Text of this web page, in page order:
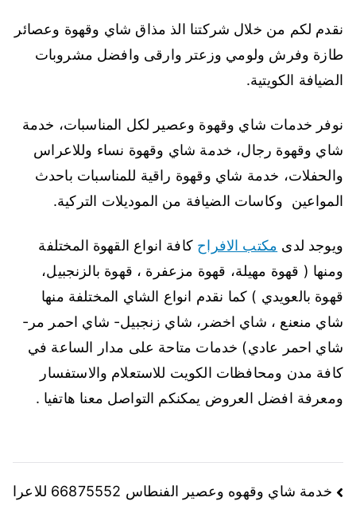
نقدم لكم من خلال شركتنا الذ مذاق شاي وقهوة وعصائر
طازة وفرش ولومي وزعتر وارقى وافضل مشروبات
الضيافة الكويتية.
نوفر خدمات شاي وقهوة وعصير لكل المناسبات، خدمة
شاي وقهوة رجال، خدمة شاي وقهوة نساء وللاعراس
والحفلات، خدمة شاي وقهوة راقية للمناسبات باحدث
المواعين وكاسات الضيافة من الموديلات التركية.
ويوجد لدى مكتب الافراح كافة انواع القهوة المختلفة
ومنها ( قهوة مهيلة، قهوة مزعفرة ، قهوة بالزنجبيل،
قهوة بالعويدي ) كما نقدم انواع الشاي المختلفة منها
شاي منعنع ، شاي اخضر، شاي زنجبيل- شاي احمر مر-
شاي احمر عادي) خدمات متاحة على مدار الساعة في
كافة مدن ومحافظات الكويت للاستعلام والاستفسار
ومعرفة افضل العروض يمكنكم التواصل معنا هاتفيا .
خدمة شاي وقهوه وعصير الفنطاس 66875552 للاعرا